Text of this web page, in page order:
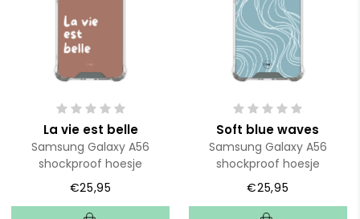
La vie est belle
Samsung Galaxy A56
shockproof hoesje
€25,95
Soft blue waves
Samsung Galaxy A56
shockproof hoesje
€25,95